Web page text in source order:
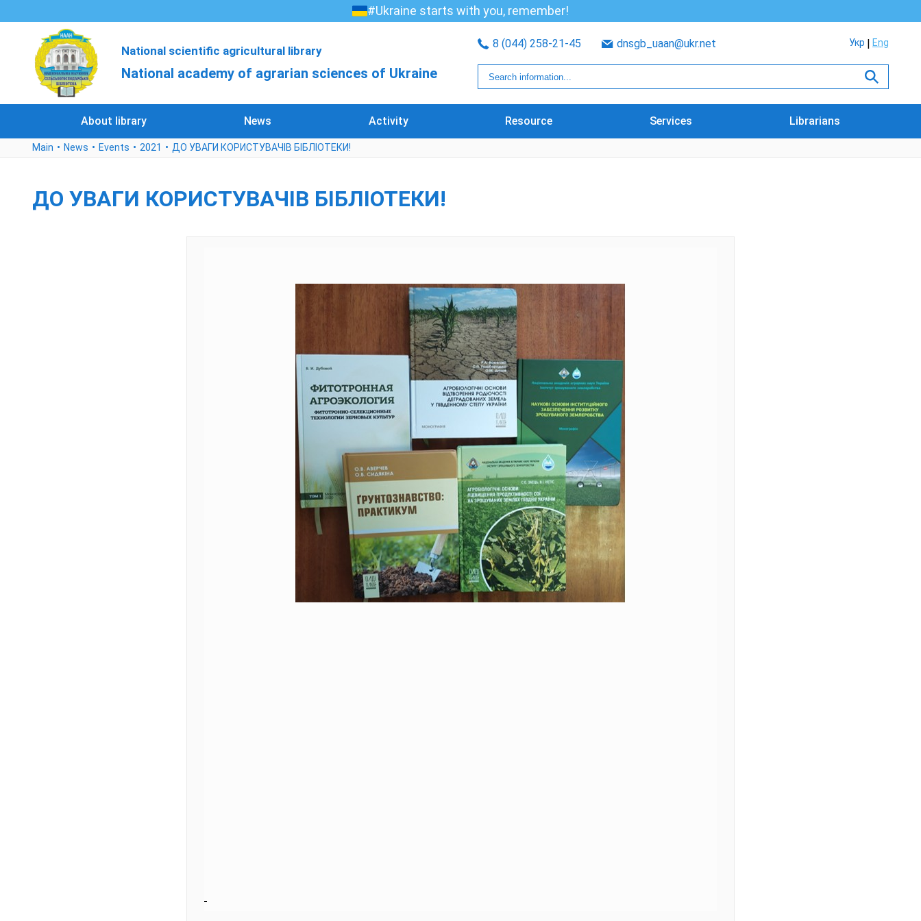
#Ukraine starts with you, remember!
National scientific agricultural library
National academy of agrarian sciences of Ukraine
8 (044) 258-21-45 dnsgb_uaan@ukr.net Укр Eng
About library News Activity Resource Services Librarians
Main News Events 2021 ДО УВАГИ КОРИСТУВАЧІВ БІБЛІОТЕКИ!
ДО УВАГИ КОРИСТУВАЧІВ БІБЛІОТЕКИ!